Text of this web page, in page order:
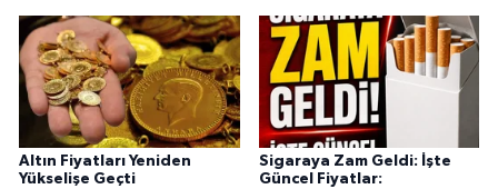
Altın Fiyatları Yeniden
Yükselişe Geçti
Sigaraya Zam Geldi: İşte
Güncel Fiyatlar: